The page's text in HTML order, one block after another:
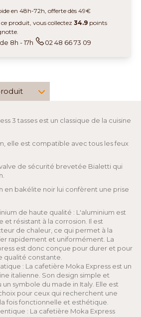
en 48h-72h, offerte dès 49€
produit, vous collectez34.9 points
8h - 17h 02 48 66 73 09
3 tasses est un classique de la cuisine
elle est compatible avec tous les feux
de sécurité brevetée Bialetti qui
en bakélite noir lui confèrent une prise
de haute qualité : L'aluminium est
et résistant à la corrosion. Il est
de chaleur, ce qui permet à la
rapidement et uniformément. La
est donc conçue pour durer et pour
qualité constante.
: La cafetière Moka Express est un
italienne. Son design simple et
symbole du made in Italy. Elle est
pour ceux qui recherchent une
fois fonctionnelle et esthétique.
: La cafetière Moka Express